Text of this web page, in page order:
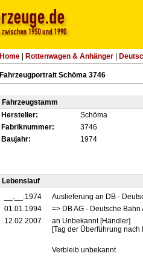
Home Rottenwagen & Anhänger
Fahrzeugportrait Schöma 3746
Fahrzeugstamm
Hersteller:
Schöma
Fabriknummer:
3746
Baujahr:
1974
Lebenslauf
__.__.1974
Auslieferung an DB -
01.01.1994
=> DB AG - Deutsche
12.02.2007
an Unbekannt [Händler]
[Tag der Überführung
Verbleib unbekannt